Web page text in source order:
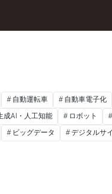
自動運転車 自動車電子化
成AI・人工知能 ロボット
ビッグデータ デジタルサ